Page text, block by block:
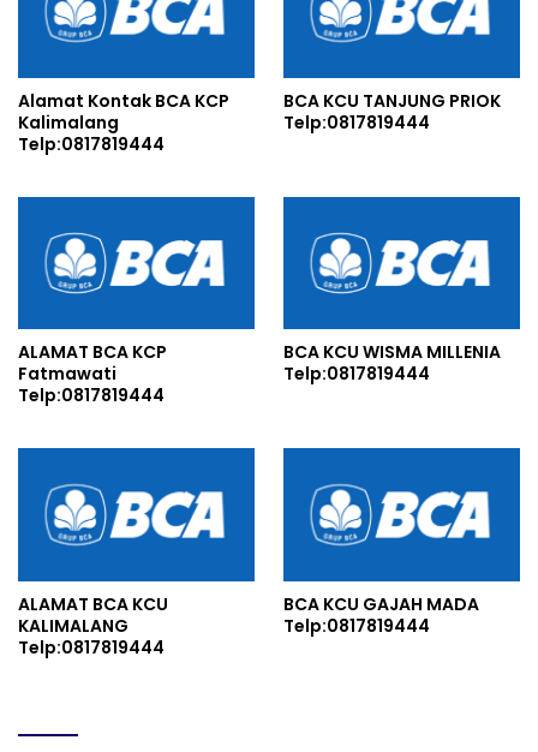
Alamat Kontak BCA KCP
Kalimalang
Telp:0817819444
BCA KCU TANJUNG PRIOK
Telp:0817819444
ALAMAT BCA KCP
Fatmawati
Telp:0817819444
BCA KCU WISMA MILLENIA
Telp:0817819444
ALAMAT BCA KCU
KALIMALANG
Telp:0817819444
BCA KCU GAJAH MADA
Telp:0817819444